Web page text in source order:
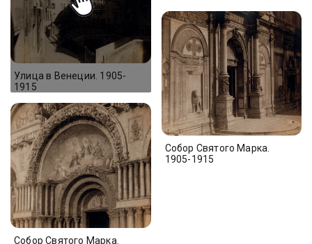
Улица в Венеции. 1905-
1915
Собор Святого Марка.
Собор Святого Марка.
1905-1915